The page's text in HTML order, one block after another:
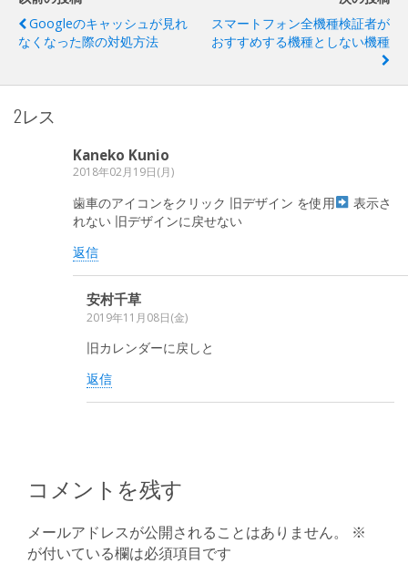
Googleのキャッシュが見れ
なくなった際の対処方法
スマートフォン全機種検証者が
おすすめする機種としない機種
2レス
Kaneko Kunio
2018年02月19日(月)
歯車のアイコンをクリック 旧デザイン を使用
表示さ
れない 旧デザインに戻せない
返信
安村千草
2019年11月08日(金)
旧カレンダーに戻しと
返信
コメントを残す
メールアドレスが公開されることはありません。
※
が付いている欄は必須項目です